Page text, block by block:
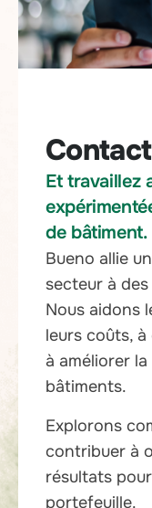
Et travaillez
de bâtiment.
Bueno allie
secteur à
Nous aidons
leurs coûts,
à améliorer
bâtiments.
Explorons
contribuer à
résultats
portefeuille.